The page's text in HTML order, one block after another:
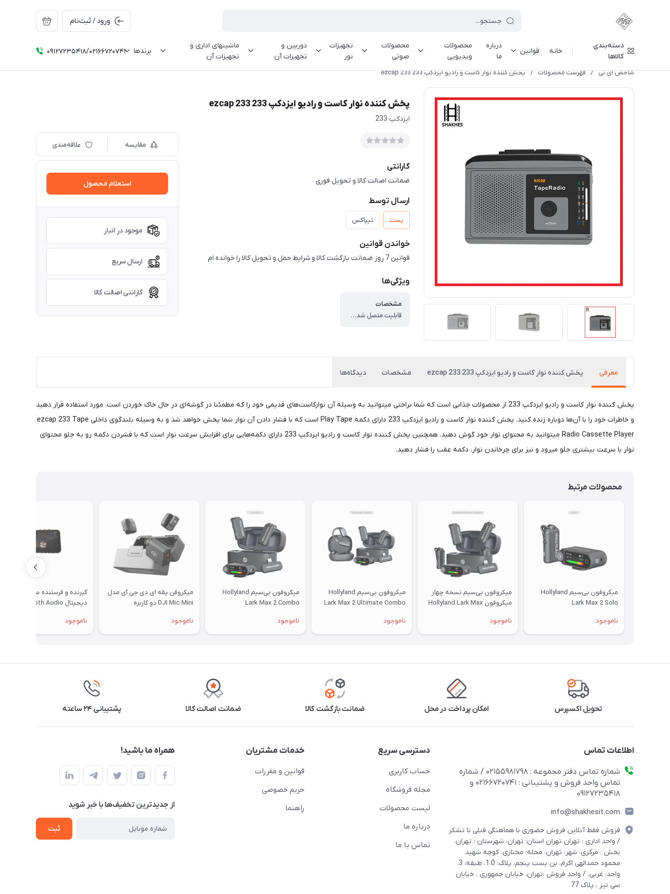
ورود / ثبت‌نام
دسته‌بندی
کالاها
خانه قوانین
درباره
ما
محصولات
ویدیویی
محصولات
صوتی
تجهیزات
نور
دوربین و
تجهیزات آن
ماشینهای اداری و
تجهیزات آن
برندها 09127235418/02166720741
شاخص آی تی / فهرست محصولات / پخش کننده نوار کاست و رادیو ایزدکپ 233 ezcap 233
پخش کننده نوار کاست و رادیو ایزدکپ 233 ezcap 233
ایزدکپ 233
گارانتی
ضمانت اصالت کالا و تحویل فوری
ارسال توسط
پست تیپاکس
خواندن قوانین
قوانین 7 روز ضمانت بازگشت کالا و شرایط حمل و تحویل کالا را خوانده ام
ویژگی‌ها
مشخصات
قابلیت متصل شدن به رادیو FM/AM ، قابلیت پخش نوار کاست ، تامین ولتاژ با باطری یا عملکرد USB. ، دارای بلندگوی داخلی
مقایسه علاقه‌مندی
استعلام محصول
موجود در انبار
ارسال سریع
گارانتی اصالت کالا
معرفی پخش کننده نوار کاست و رادیو ایزدکپ 233 ezcap 233 مشخصات دیدگاه‌ها
پخش کننده نوار کاست و رادیو ایزدکپ 233 از محصولات جذابی است که شما براحتی میتوانید به وسیله آن نوارکاست‌های قدیمی خود را که مطمئنا در گوشه‌ای در حال خاک خوردن است، مورد استفاده قرار دهید
و خاطرات خود را با آن‌ها دوباره زنده کنید. پخش کننده نوار کاست و رادیو ایزدکپ 233 دارای دکمه Play Tape است که با فشار دادن آن نوار شما پخش خواهد شد و به وسیله بلندگوی داخلی ezcap 233 Tape
Radio Cassette Player میتوانید به محتوای نوار خود گوش دهید. همچنین پخش کننده نوار کاست و رادیو ایزدکپ 233 دارای دکمه‌هایی برای افزایش سرعت نوار است که با فشردن دکمه رو به جلو محتوای
نوار با سرعت بیشتری جلو میرود و نیز برای چرخاندن نوار، دکمه عقب را فشار دهید.
محصولات مرتبط
میکروفون بی‌سیم Hollyland
Lark Max 2 Solo
ناموجود
میکروفون بی‌سیم نسخه چهار
میکروفون Hollyland Lark Max
ناموجود
میکروفون بی‌سیم Hollyland
Lark Max 2 Ultimate Combo
ناموجود
میکروفون بی‌سیم Hollyland
Lark Max 2 Combo
ناموجود
میکروفن یقه ای دی جی آی مدل
DJI Mic Mini دو کاربره
ناموجود
گیرنده و فرستنده صدا بلوتوث
دیجیتال Bluetooth Audio
M13
ناموجود
تحویل اکسپرس امکان پرداخت در محل ضمانت بازگشت کالا ضمانت اصالت کالا پشتیبانی ۲۴ ساعته
اطلاعات تماس
شماره تماس دفتر مجموعه : 02155981798 / شماره
تماس واحد فروش و پشتیبانی : 02166720741 و
09127235418
info@shakhesit.com
فروش فقط آنلاین فروش حضوری با هماهنگی قبلی با تشکر
/ واحد اداری : تهران تهران استان: تهران، شهرستان : تهران،
بخش : مرکزی، شهر: تهران، محله: مختاری، کوچه شهید
محمود حمدالهی اکرم، بن بست پنجم، پلاک: 1.0، طبقه: 3،
واحد: غربی، / واحد فروش :تهران، خیابان جمهوری ، خیابان
سی تیر ، پلاک 77
دسترسی سریع
حساب کاربری
مجله فروشگاه
لیست محصولات
درباره ما
تماس با ما
خدمات مشتریان
قوانین و مقررات
حریم خصوصی
راهنما
همراه ما باشید!
از جدید‌ترین تخفیف‌ها با‌ خبر شوید
ثبت